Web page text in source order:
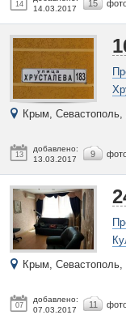
14
14.03.2017
15
13
добавлено:
13.03.2017
9
Крым, Севастополь,
07
добавлено:
07.03.2017
11
Крым, Севастополь,